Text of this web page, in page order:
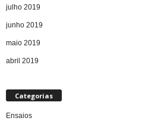
julho 2019
junho 2019
maio 2019
abril 2019
Categorias
Ensaios